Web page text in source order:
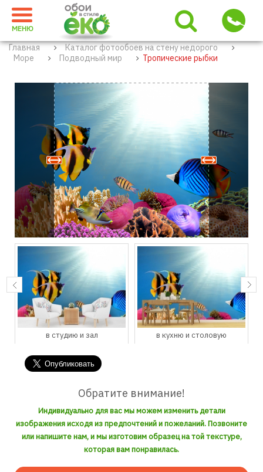
МЕНЮ
Главная
Каталог фотообоев на стену недорого
Море
Подводный мир Тропические рыбки
в студию и зал в кухню и столовую
Обратите внимание!
Индивидуально для вас мы можем изменить детали
изображения исходя из предпочтений и пожеланий. Позвоните
или напишите нам, и мы изготовим образец на той текстуре,
которая вам понравилась.